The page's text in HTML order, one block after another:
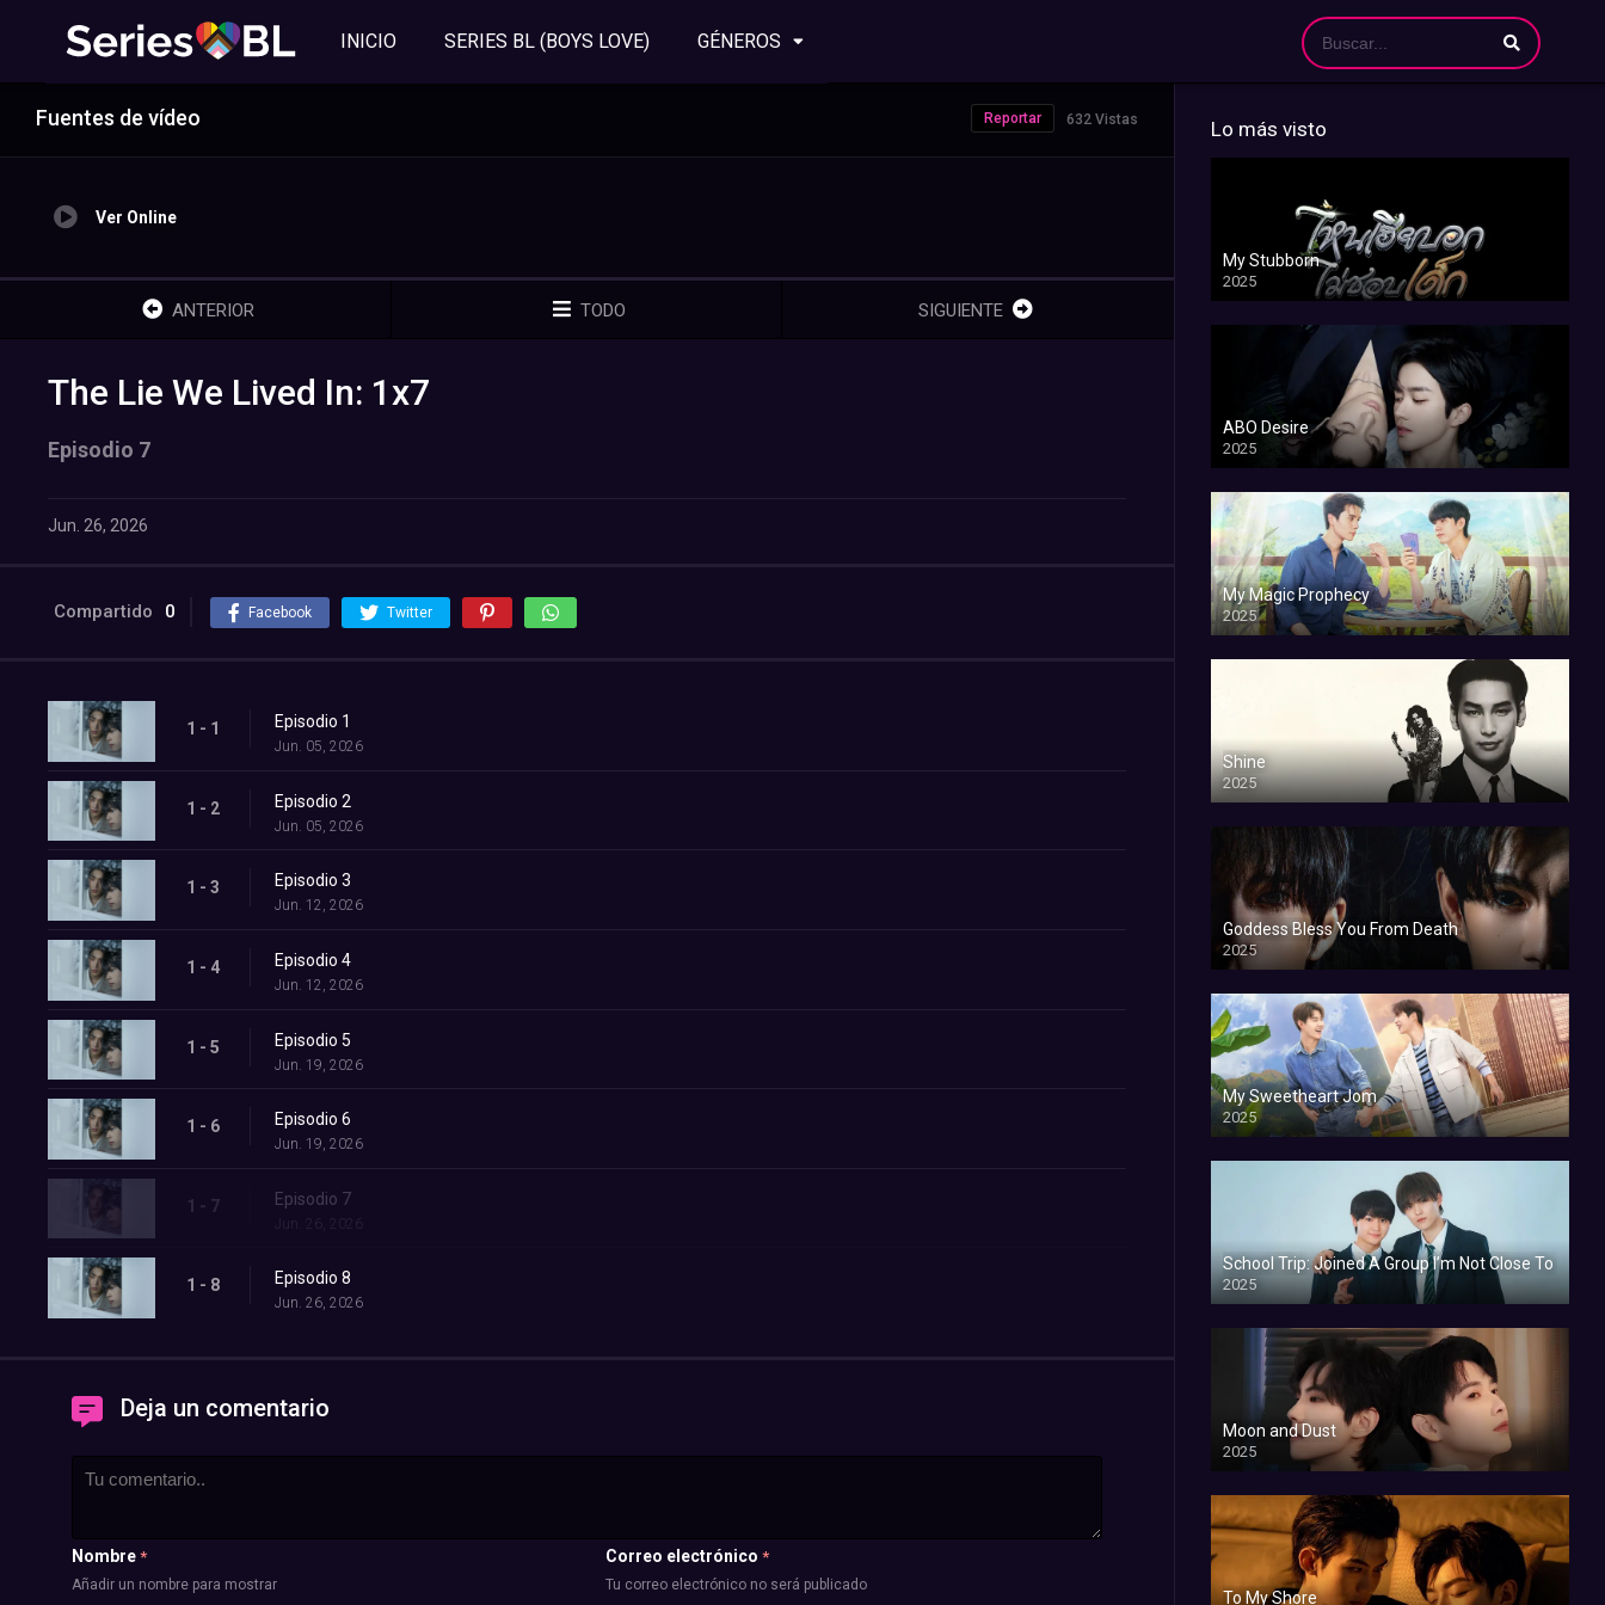
INICIO SERIES BL (BOYS LOVE) GÉNEROS
Fuentes de vídeo 632 Vistas
Reportar
Ver Online
ANTERIOR TODO SIGUIENTE
The Lie We Lived In: 1x7
Episodio 7
Jun. 26, 2026
Compartido 0 Facebook Twitter
1 - 1 Episodio 1
Jun. 05, 2026
1 - 2 Episodio 2
Jun. 05, 2026
1 - 3 Episodio 3
Jun. 12, 2026
1 - 4 Episodio 4
Jun. 12, 2026
1 - 5 Episodio 5
Jun. 19, 2026
1 - 6 Episodio 6
Jun. 19, 2026
1 - 7 Episodio 7
Jun. 26, 2026
1 - 8 Episodio 8
Jun. 26, 2026
Deja un comentario
Nombre *
Añadir un nombre para mostrar
Correo electrónico *
Tu correo electrónico no será publicado
Lo más visto
My Stubborn
2025
ABO Desire
2025
My Magic Prophecy
2025
Shine
2025
Goddess Bless You From Death
2025
My Sweetheart Jom
2025
School Trip: Joined A Group I’m Not Close To
2025
Moon and Dust
2025
To My Shore